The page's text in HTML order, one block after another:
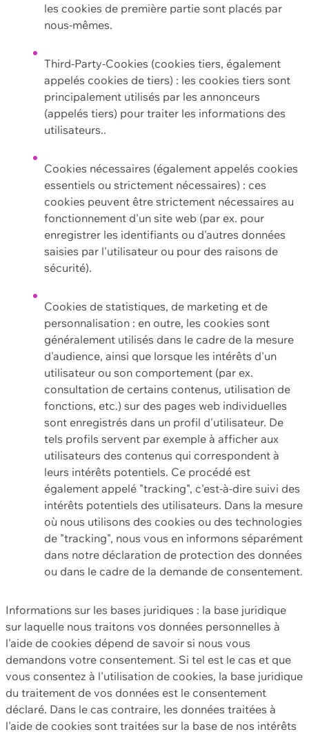
les cookies de première partie sont placés par
nous-mêmes.
Third-Party-Cookies (cookies tiers, également
appelés cookies de tiers) : les cookies tiers sont
principalement utilisés par les annonceurs
(appelés tiers) pour traiter les informations des
utilisateurs..
Cookies nécessaires (également appelés cookies
essentiels ou strictement nécessaires) : ces
cookies peuvent être strictement nécessaires au
fonctionnement d'un site web (par ex. pour
enregistrer les identifiants ou d'autres données
saisies par l'utilisateur ou pour des raisons de
sécurité).
Cookies de statistiques, de marketing et de
personnalisation : en outre, les cookies sont
généralement utilisés dans le cadre de la mesure
d'audience, ainsi que lorsque les intérêts d'un
utilisateur ou son comportement (par ex.
consultation de certains contenus, utilisation de
fonctions, etc.) sur des pages web individuelles
sont enregistrés dans un profil d'utilisateur. De
tels profils servent par exemple à afficher aux
utilisateurs des contenus qui correspondent à
leurs intérêts potentiels. Ce procédé est
également appelé "tracking", c'est-à-dire suivi des
intérêts potentiels des utilisateurs. Dans la mesure
où nous utilisons des cookies ou des technologies
de "tracking", nous vous en informons séparément
dans notre déclaration de protection des données
ou dans le cadre de la demande de consentement.
Informations sur les bases juridiques : la base juridique
sur laquelle nous traitons vos données personnelles à
l'aide de cookies dépend de savoir si nous vous
demandons votre consentement. Si tel est le cas et que
vous consentez à l'utilisation de cookies, la base juridique
du traitement de vos données est le consentement
déclaré. Dans le cas contraire, les données traitées à
l'aide de cookies sont traitées sur la base de nos intérêts